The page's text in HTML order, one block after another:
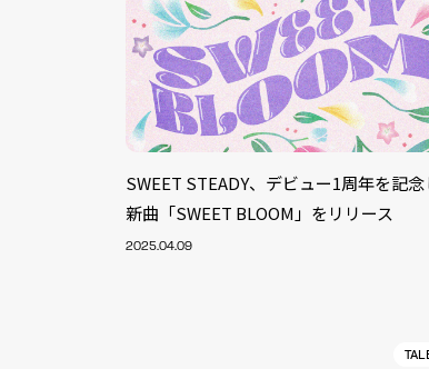
SWEET STEADY、デビュー1周年を記念
新曲「SWEET BLOOM」をリリース
2025.04.09